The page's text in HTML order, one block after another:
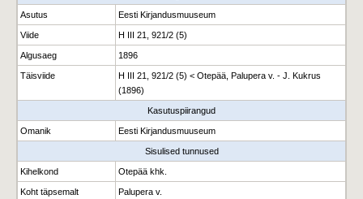
Asutus Eesti Kirjandusmuuseum
Viide H III 21, 921/2 (5)
Algusaeg 1896
Täisviide
H III 21, 921/2 (5) < Otepää, Palupera v. - J. Kukrus
(1896)
Kasutuspiirangud
Omanik Eesti Kirjandusmuuseum
Sisulised tunnused
Kihelkond Otepää khk.
Koht täpsemalt Palupera v.